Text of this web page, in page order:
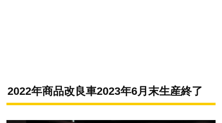
2022年商品改良車2023年6月末生産終了